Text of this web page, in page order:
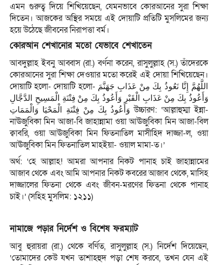
এমন গুরুত্ব দিয়ে শিখিয়েছেন, যেমনভাবে কোরআনের সুরা শিক্ষা
দিতেন। আজকের অস্থির সময়ে এই দোয়াটি প্রতিটি মুসলিমের জন্য
হয়ে উঠেছে জীবনের নিরাপত্তা বর্ম।
কোরআন শেখানোর মতো যেভাবে শেখাতেন
আবদুল্লাহ ইবনু আব্বাস (রা.) বর্ণনা করেন, রাসুলুল্লাহ (স.) তাঁদেরকে
কোরআনের সুরা শিক্ষা দেওয়ার মতো করেই এই দোয়া শিখিয়েছেন।
দোয়াটি হলো- দোয়াটি হলো- اللَّهُمَّ إِنَّا نَعُوذُ بِكَ مِنْ عَذَابِ جَهَنَّمَ
وَأَعُوذُ بِكَ مِنْ عَذَابِ الْقَبْرِ وَأَعُوذُ بِكَ مِنْ فِتْنَةِ الْمَسِيحِ الدَّجَّالِ
وَأَعُوذُ بِكَ مِنْ فِتْنَةِ الْمَحْيَا وَالْمَمَاتِ উচ্চারণ: ‘আল্লাহুম্মা ইন্না-
নাঊজুবিকা মিন আজা-বি জাহান্নামা ওয়া আঊজুবিকা মিন আজা-বিল
ক্বাবরি, ওয়া আঊজুবিকা মিন ফিতনাতিল মাসীহিদ দাজ্জা-ল, ওয়া
আঊজুবিকা মিন ফিতনাতিল মাহইয়া- ওয়াল মামা-ত।’
অর্থ: ‘হে আল্লাহ! আমরা আপনার নিকট পানাহ চাই জাহান্নামের
আজাব থেকে এবং আমি আপনার নিকট কবরের আজাব থেকে, মাসিহ
দাজ্জালের ফিতনা থেকে এবং জীবন-মরণের ফিতনা থেকে পানাহ
চাই।’ (সহিহ মুসলিম: ১২১১)
নামাজে পড়ার নির্দেশ ও বিশেষ ফরম্যাট
আবু হুরায়রা (রা.) থেকে বর্ণিত, রাসুলুল্লাহ (স.) নির্দেশ দিয়েছেন,
‘তোমাদের কেউ যখন তাশাহহুদ পড়া শেষ করবে, তখন যেন এই